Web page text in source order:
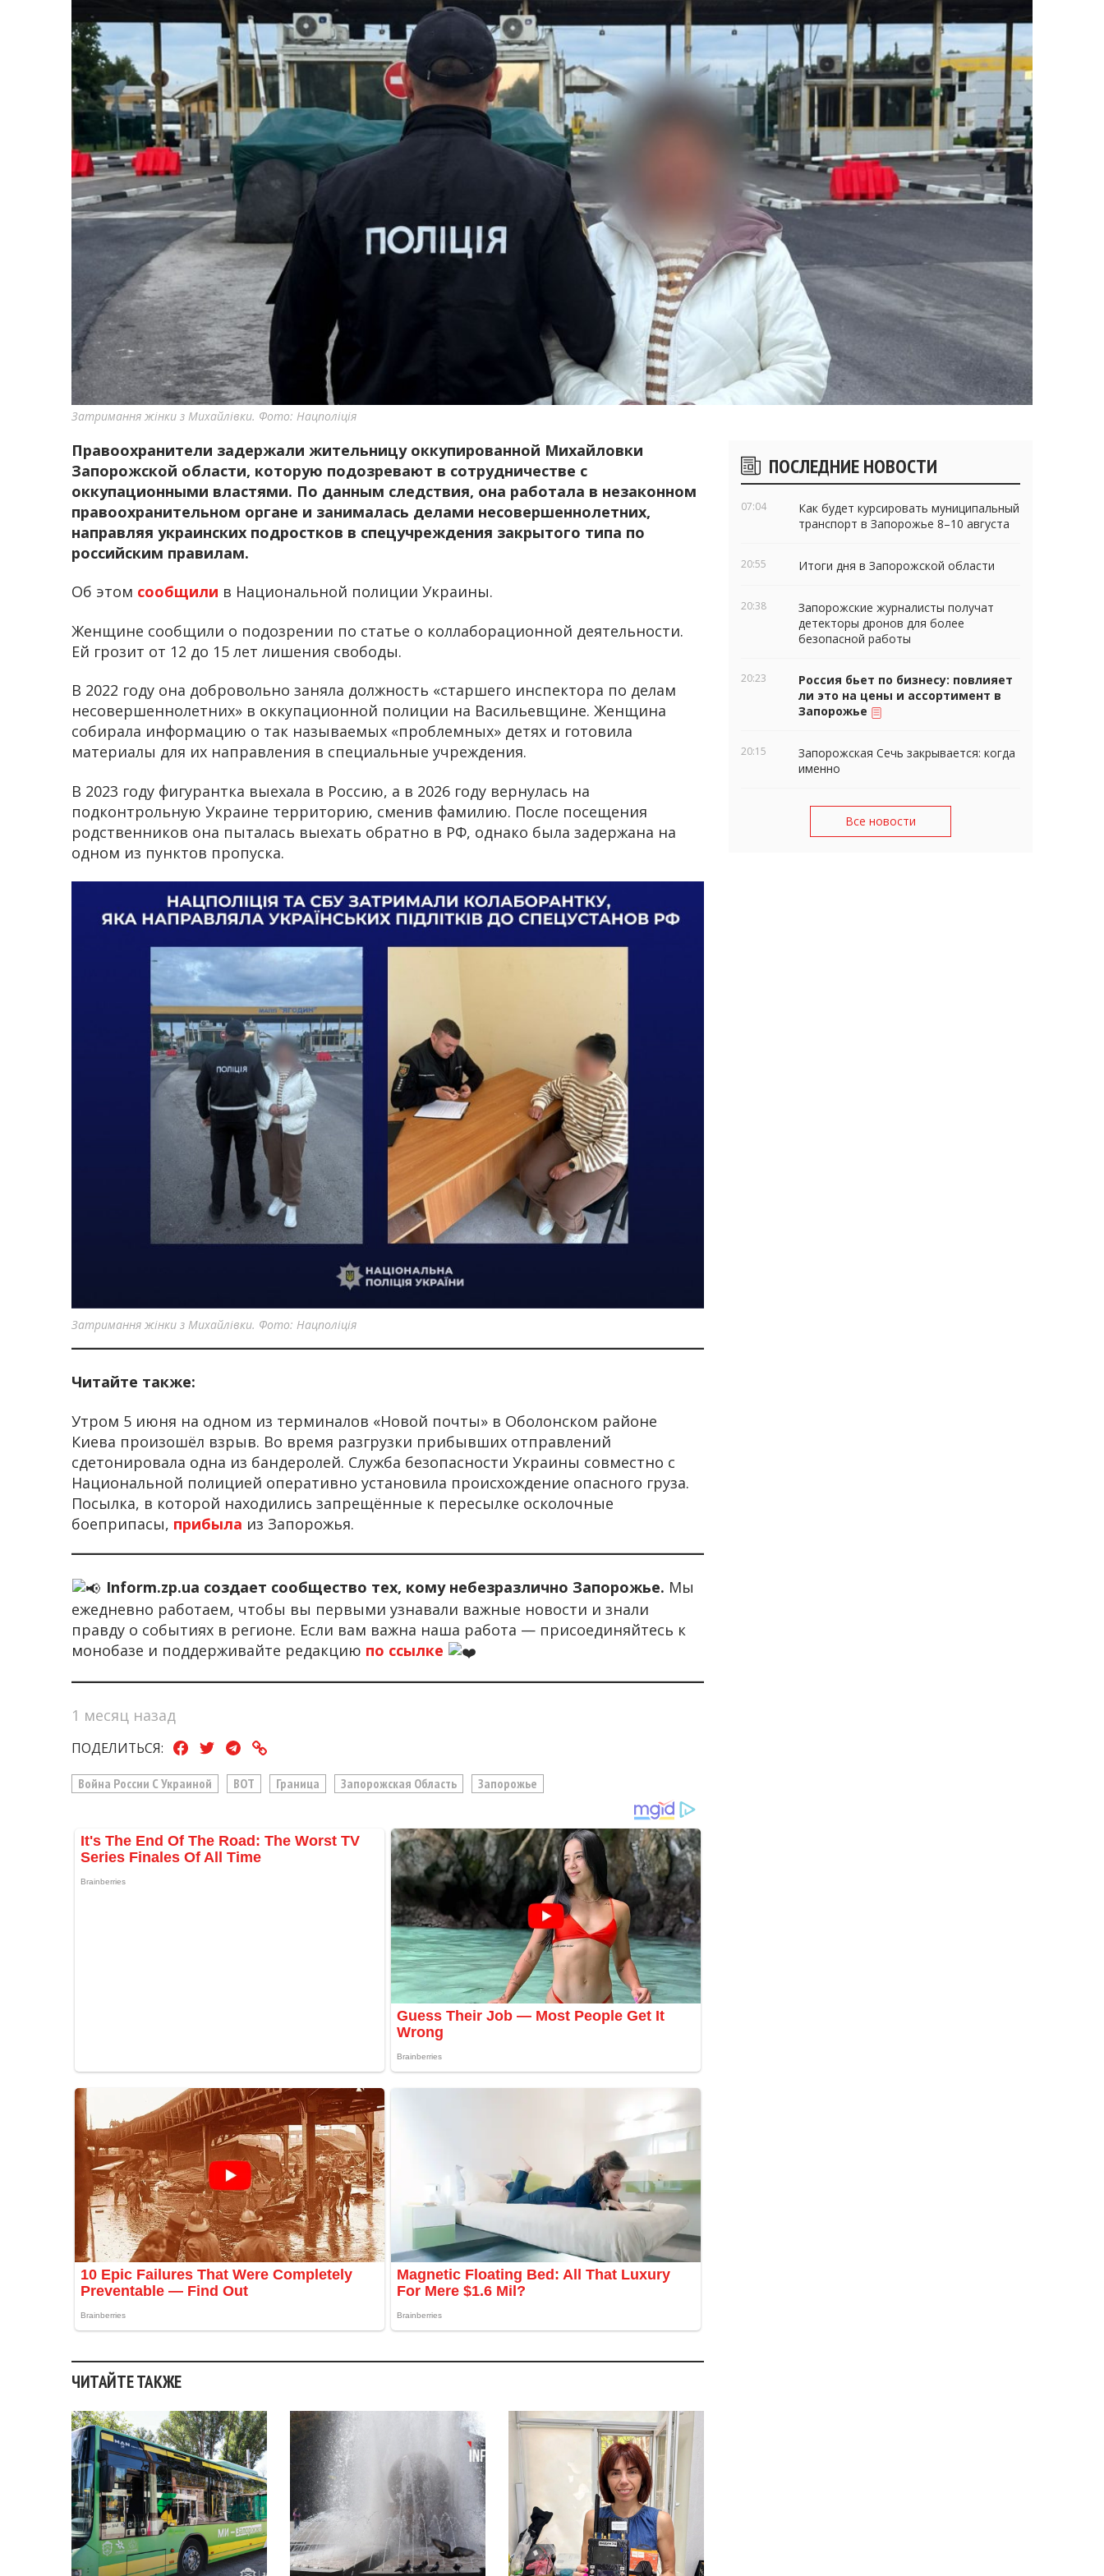
Затримання жінки з Михайлівки. Фото: Нацполіція
Правоохранители задержали жительницу оккупированной Михайловки
Запорожской области, которую подозревают в сотрудничестве с
оккупационными властями. По данным следствия, она работала в незаконном
правоохранительном органе и занималась делами несовершеннолетних,
направляя украинских подростков в спецучреждения закрытого типа по
российским правилам.
Об этом сообщили в Национальной полиции Украины.
Женщине сообщили о подозрении по статье о коллаборационной деятельности.
Ей грозит от 12 до 15 лет лишения свободы.
В 2022 году она добровольно заняла должность «старшего инспектора по делам
несовершеннолетних» в оккупационной полиции на Васильевщине. Женщина
собирала информацию о так называемых «проблемных» детях и готовила
материалы для их направления в специальные учреждения.
В 2023 году фигурантка выехала в Россию, а в 2026 году вернулась на
подконтрольную Украине территорию, сменив фамилию. После посещения
родственников она пыталась выехать обратно в РФ, однако была задержана на
одном из пунктов пропуска.
Затримання жінки з Михайлівки. Фото: Нацполіція
Читайте также:
Утром 5 июня на одном из терминалов «Новой почты» в Оболонском районе
Киева произошёл взрыв. Во время разгрузки прибывших отправлений
сдетонировала одна из бандеролей. Служба безопасности Украины совместно с
Национальной полицией оперативно установила происхождение опасного груза.
Посылка, в которой находились запрещённые к пересылке осколочные
боеприпасы, прибыла из Запорожья.
Inform.zp.ua создает сообщество тех, кому небезразлично Запорожье. Мы
ежедневно работаем, чтобы вы первыми узнавали важные новости и знали
правду о событиях в регионе. Если вам важна наша работа — присоединяйтесь к
монобазе и поддерживайте редакцию по ссылке
1 месяц назад
ПОДЕЛИТЬСЯ:
Война России С Украиной ВОТ Граница Запорожская Область Запорожье
ЧИТАЙТЕ ТАКЖЕ
Боковые
виджеты
ПОСЛЕДНИЕ НОВОСТИ
07:04
Как будет курсировать муниципальный
транспорт в Запорожье 8–10 августа
20:55 Итоги дня в Запорожской области
20:38
Запорожские журналисты получат
детекторы дронов для более
безопасной работы
20:23
Россия бьет по бизнесу: повлияет
ли это на цены и ассортимент в
Запорожье
20:15
Запорожская Сечь закрывается: когда
именно
Все новости